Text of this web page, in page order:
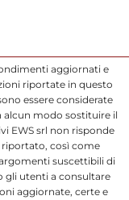
aggiornati e
riportate in questo
essere considerate
modo sostituire il
EWS srl non risponde
così come
suscettibili di
gli utenti a consultare
aggiornate, certe e